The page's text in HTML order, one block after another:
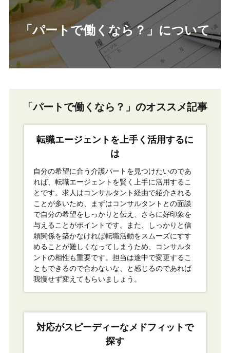
「パートで働くなら？」について
「パートで働くなら？」のオススメ記事
転職エージェントを上手く活用するに
は
自分の希望に合う介護パートを見つけたいのであ
れば、転職エージェントを賢く上手に活用するこ
とです。求人はコンサルタント経由で紹介される
ことが多いため、まずはコンサルタントとの面談
で自分の希望をしっかりと伝え、さらに好印象を
与えることがポイントです。また、しっかりと信
頼関係を築かなければ転職活動をスムーズにすす
めることが難しくなってしまうため、コンサルタ
ントの相性も重要です。担当は途中で変更するこ
ともできるので合わないな、と感じるのであれば
我慢せず変えてもらいましょう。
対応がスピーディーなメドフィットで
探す